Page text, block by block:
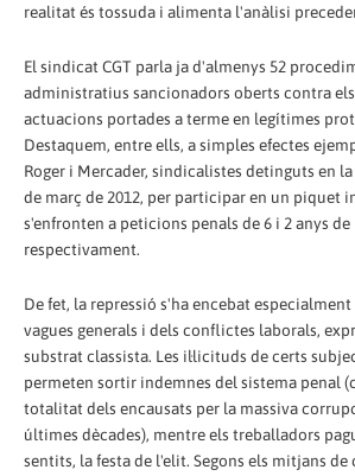
realitat és tossuda i alimenta l'anàlisi
El sindicat CGT parla ja d'almenys 52
administratius sancionadors oberts contra
actuacions portades a terme en legítimes
Destaquem, entre ells, a simples efectes
Roger i Mercader, sindicalistes detinguts en la
de març de 2012, per participar en un piquet
s'enfronten a peticions penals de 6 i 2 anys de
respectivament.
De fet, la repressió s'ha encebat
vagues generals i dels conflictes laborals,
substrat classista. Les il·licituds de certs
permeten sortir indemnes del sistema penal
totalitat dels encausats per la massiva
últimes dècades), mentre els treballadors
sentits, la festa de l'elit. Segons els mitjans